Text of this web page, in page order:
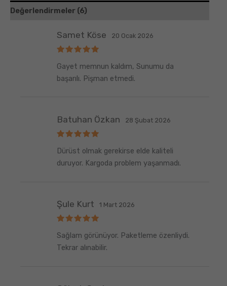
Değerlendirmeler (6)
üzerinden
5
oy aldı
Samet Köse 20 Ocak 2026
Gayet memnun kaldım, Sunumu da
başarılı. Pişman etmedi.
üzerinden
5
oy aldı
Batuhan Özkan 28 Şubat 2026
Dürüst olmak gerekirse elde kaliteli
duruyor. Kargoda problem yaşanmadı.
üzerinden
5 oy aldı
Şule Kurt 1 Mart 2026
Sağlam görünüyor. Paketleme özenliydi.
Tekrar alınabilir.